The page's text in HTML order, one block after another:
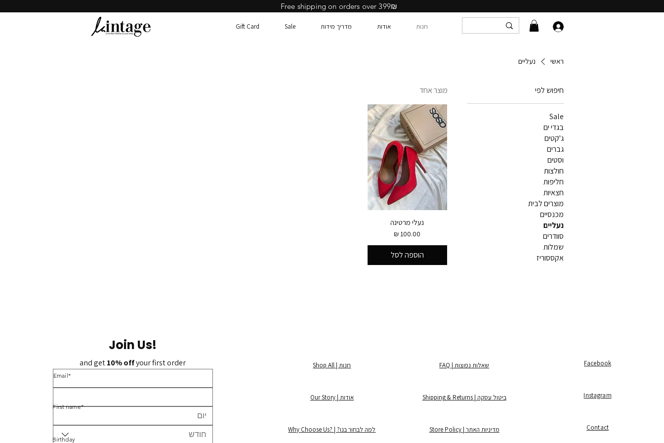
Free shipping on orders over 399₪
חנות אודות מדריך מידות Sale
Gift Card
ראשי נעליים
חיפוש לפי
Sale
בגדי ים
ג'קטים
גברים
וסטים
חולצות
חליפות
חצאיות
מוצרים לבית
מכנסיים
נעליים
סוודרים
שמלות
אקססוריז
מוצר אחד
נעלי מרטינה
מחיר
הוספה לסל
Join Us!
and get 10% off your first order
חודש
*Email
*First name
Birthday
חנות | Shop All
אודות | Our Story
למה לבחור בנו? | ?Why Choose Us
שאלות נפוצות | FAQ
ביטול עסקה | Shipping & Returns
מדיניות האתר | Store Policy
Facebook
Instagram
Contact